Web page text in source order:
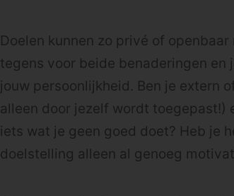
Doelen kunnen zo privé of
tegens voor beide benaderingen
jouw persoonlijkheid. Ben je extern
alleen door jezelf wordt toegepast!)
iets wat je geen goed doet? Heb je
doelstelling alleen al genoeg